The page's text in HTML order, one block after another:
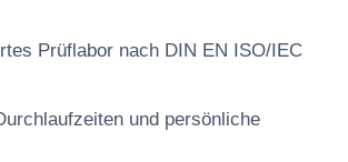
Prüflabor nach DIN EN ISO/IEC
und persönliche